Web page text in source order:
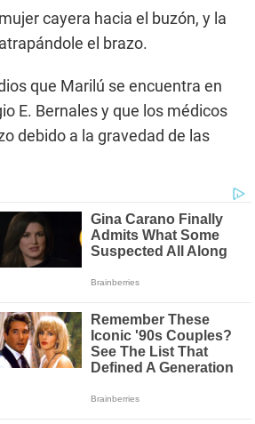
cayera hacia el buzón, y la
el brazo.
que Marilú se encuentra en
E. Bernales y que los médicos
debido a la gravedad de las